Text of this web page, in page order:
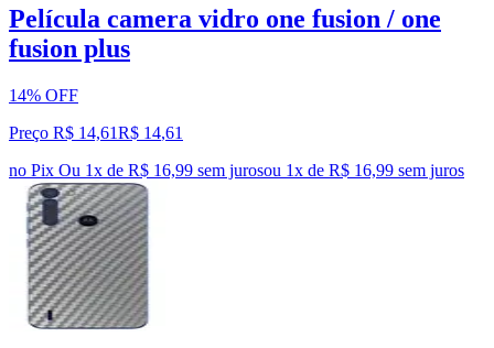
Película camera vidro one fusion / one
fusion plus
14% OFF
Preço R$ 14,61R$ 14,61
no Pix Ou 1x de R$ 16,99 sem jurosou 1x de R$ 16,99 sem juros